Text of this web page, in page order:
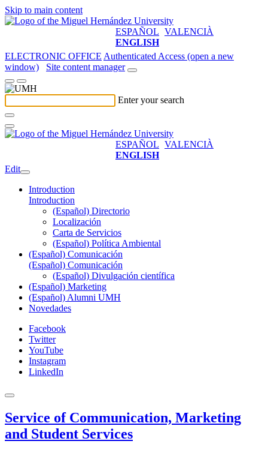
Skip to main content
ESPAÑOL VALENCIÀ
ENGLISH
ELECTRONIC OFFICE Authenticated Access (open a new
window)
Site content manager
Enter your search
ESPAÑOL VALENCIÀ
ENGLISH
Edit
Introduction
Introduction
(Español) Directorio
Localización
Carta de Servicios
(Español) Política Ambiental
(Español) Comunicación
(Español) Comunicación
(Español) Divulgación científica
(Español) Marketing
(Español) Alumni UMH
Novedades
Facebook
Twitter
YouTube
Instagram
LinkedIn
Service of Communication, Marketing
and Student Services